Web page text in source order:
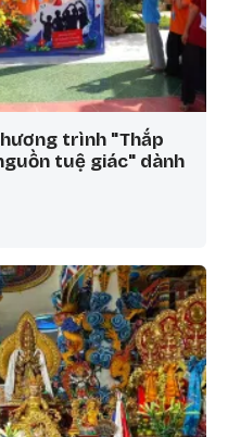
trình "Thắp
tuệ giác" dành